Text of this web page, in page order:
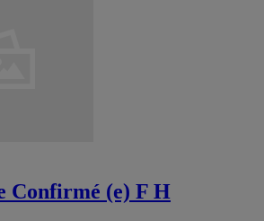
Confirmé (e) F H